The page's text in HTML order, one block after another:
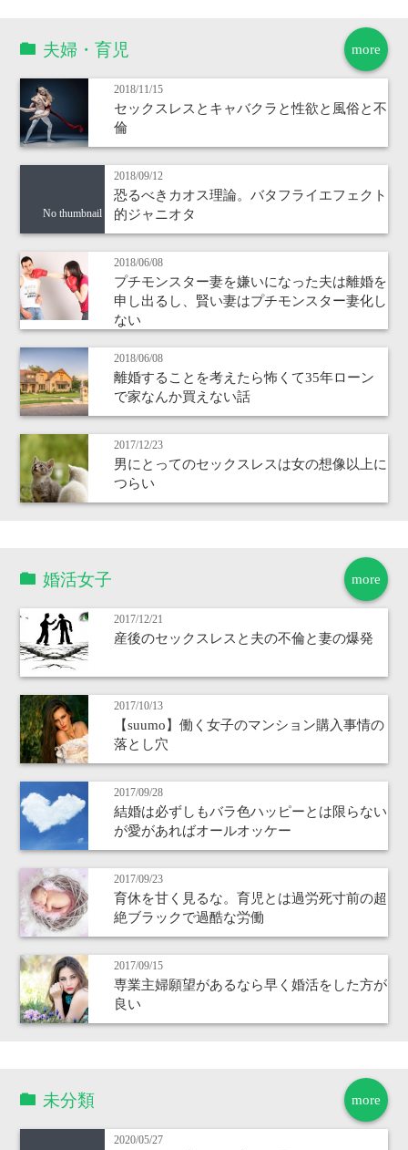
more
夫婦・育児
2018/11/15
セックスレスとキャバクラと性欲と風俗と不
倫
No thumbnail
2018/09/12
恐るべきカオス理論。バタフライエフェクト
的ジャニオタ
2018/06/08
プチモンスター妻を嫌いになった夫は離婚を
申し出るし、賢い妻はプチモンスター妻化し
ない
2018/06/08
離婚することを考えたら怖くて35年ローン
で家なんか買えない話
2017/12/23
男にとってのセックスレスは女の想像以上に
つらい
more
婚活女子
2017/12/21
産後のセックスレスと夫の不倫と妻の爆発
2017/10/13
【suumo】働く女子のマンション購入事情の
落とし穴
2017/09/28
結婚は必ずしもバラ色ハッピーとは限らない
が愛があればオールオッケー
2017/09/23
育休を甘く見るな。育児とは過労死寸前の超
絶ブラックで過酷な労働
2017/09/15
専業主婦願望があるなら早く婚活をした方が
良い
more
未分類
2020/05/27